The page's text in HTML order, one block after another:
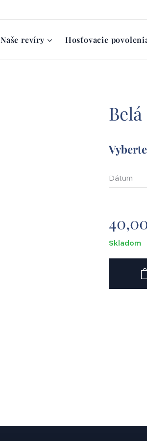
Naše revíry Hosťovacie
Dátum
Skladom